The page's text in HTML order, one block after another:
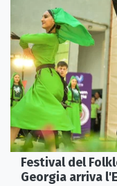
Festival del
Georgia arriva